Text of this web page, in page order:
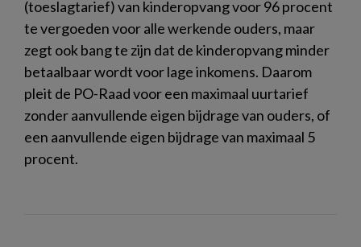
(toeslagtarief) van kinderopvang voor 96 procent
te vergoeden voor alle werkende ouders, maar
zegt ook bang te zijn dat de kinderopvang minder
betaalbaar wordt voor lage inkomens. Daarom
pleit de PO-Raad voor een maximaal uurtarief
zonder aanvullende eigen bijdrage van ouders, of
een aanvullende eigen bijdrage van maximaal 5
procent.